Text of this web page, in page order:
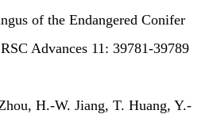
of the Endangered Conifer
Advances 11: 39781-39789
H.-W. Jiang, T. Huang, Y.-